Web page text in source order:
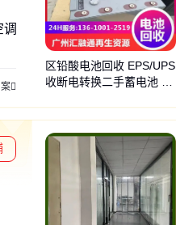
回收
变压器回收 旧电缆回收 发电机回收
区铅酸电池回收 EPS/UPS
收断电转换二手蓄电池 电